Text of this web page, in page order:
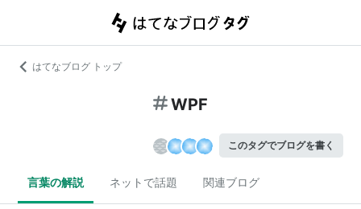
はてなブログ トップ
WPF
このタグでブログを書く
言葉の解説 ネットで話題 関連ブログ